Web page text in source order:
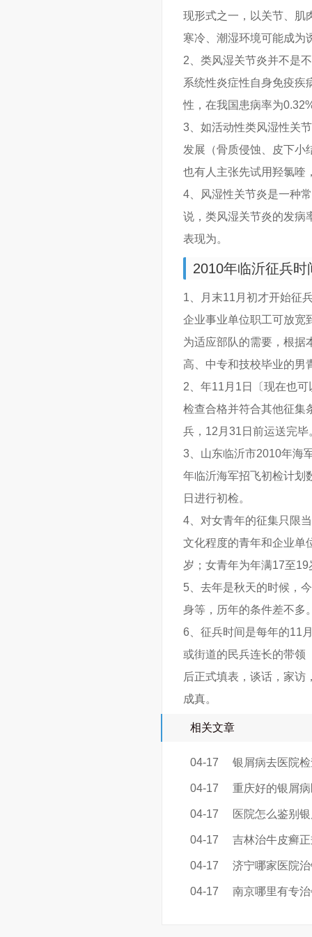
现形式之一，以关节、肌
寒冷、潮湿环境可能成为
2、类风湿关节炎并不是
系统性炎症性自身免疫疾
性，在我国患病率为
3、如活动性类风湿性关
发展（骨质侵蚀、皮下小
也有人主张先试用羟氯喹
4、风湿性关节炎是一种
说，类风湿关节炎的发病
表现为。
2010年临沂征兵时
1、月末11月初才开始征
企业事业单位职工可放宽
为适应部队的需要，根据
高、中专和技校毕业的男
2、年11月1日〔现在也
检查合格并符合其他征集
兵，12月31日前运送完毕
3、山东临沂市2010年海
年临沂海军招飞初检计划
日进行初检。
4、对女青年的征集只限
文化程度的青年和企业单
岁；女青年为年满17至
5、去年是秋天的时候，
身等，历年的条件差不多
6、征兵时间是每年的11
或街道的民兵连长的带领
后正式填表，谈话，家访
成真。
相关文章
04-17 银屑病去医院
04-17 重庆好的银屑
04-17 医院怎么鉴别
04-17 吉林治牛皮癣
04-17 济宁哪家医院
04-17 南京哪里有专